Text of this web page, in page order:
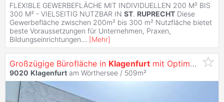
FLEXIBLE GEWERBEFLÄCHE MIT INDIVIDUELLEN 200 M² BIS
300 M² - VIELSEITIG NUTZBAR IN ST. RUPRECHT Diese
Gewerbefläche zwischen 200m² bis 300 m² Nutzfläche bietet
beste Voraussetzungen für Unternehmen, Praxen,
Bildungseinrichtungen... [Mehr]
Großzügige Bürofläche in Klagenfurt mit Optimaler Werbewirksamkeit -
9020 Klagenfurt am Wörthersee / 509m²